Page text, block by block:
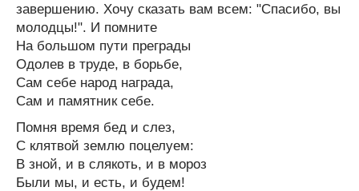
завершению. Хочу сказать вам всем: "Спасибо, вы
молодцы!". И помните
На большом пути преграды
Одолев в труде, в борьбе,
Сам себе народ награда,
Сам и памятник себе.
Помня время бед и слез,
С клятвой землю поцелуем:
В зной, и в слякоть, и в мороз
Были мы, и есть, и будем!